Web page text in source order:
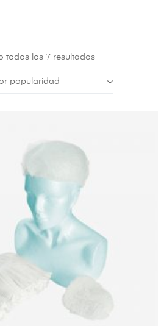
todos los 7 resultados
popularidad